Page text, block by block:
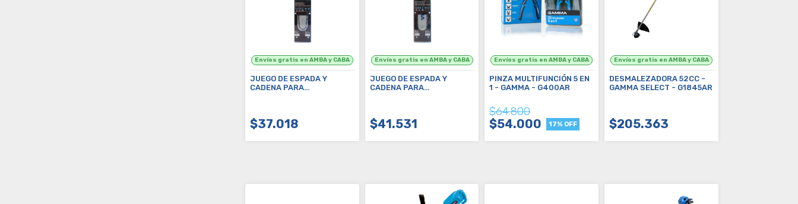
JUEGO DE ESPADA Y
CADENA PARA
$37.018COMPRAR
JUEGO DE ESPADA Y
CADENA PARA
$41.531COMPRAR
PINZA MULTIFUNCIÓN 5 EN
1 - GAMMA - G400AR
$64.800
$54.000 17% OFF
COMPRAR
DESMALEZADORA 52CC -
GAMMA SELECT - G1845AR
$205.363
COMPRAR